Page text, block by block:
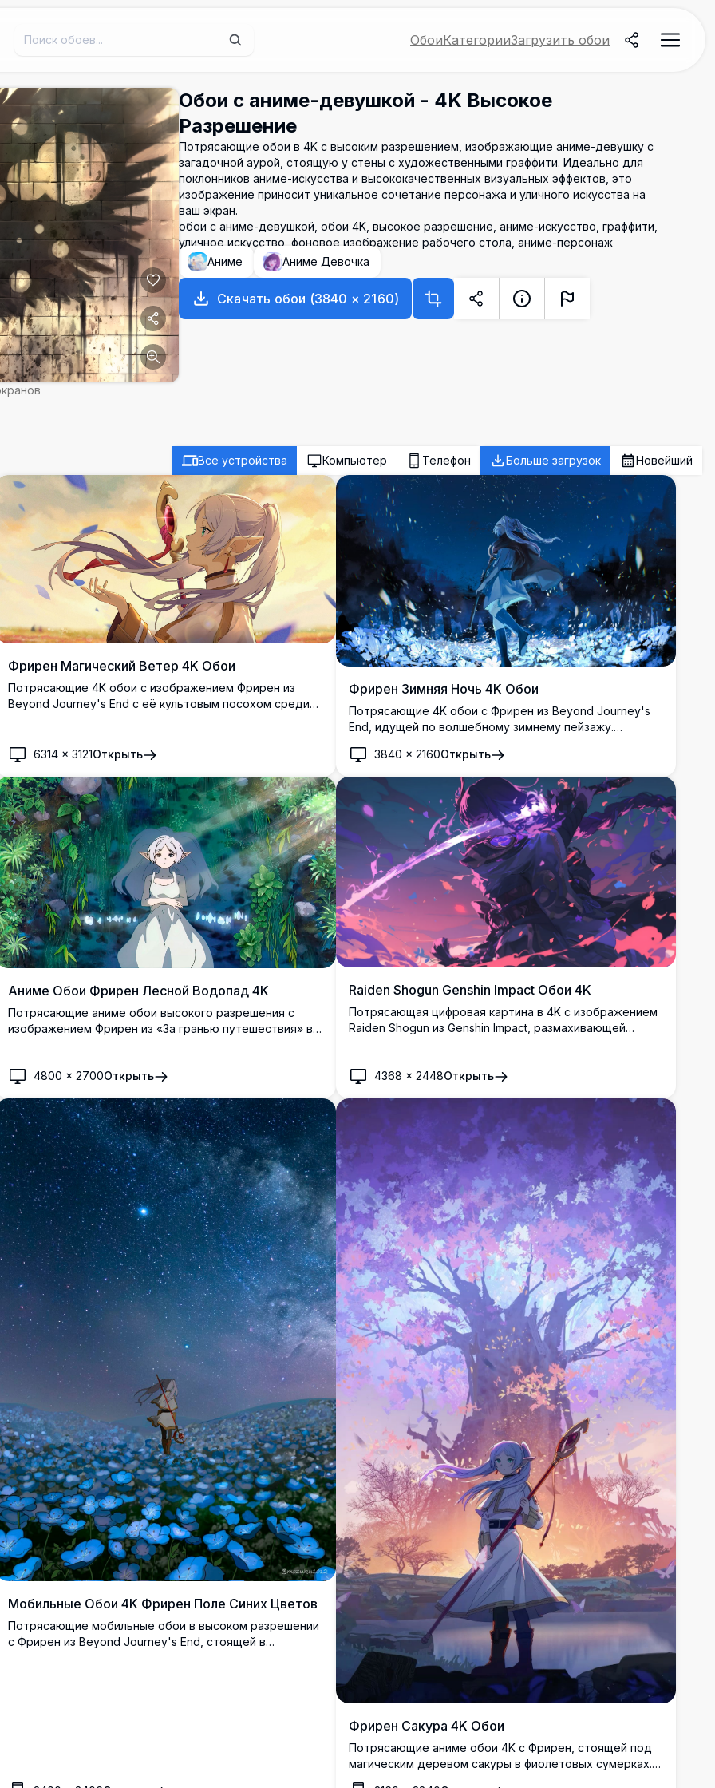
ОбоиКатегорииЗагрузить обои
Обои с аниме-девушкой - 4K Высокое
Разрешение
Потрясающие обои в 4K с высоким разрешением, изображающие аниме-девушку с
загадочной аурой, стоящую у стены с художественными граффити. Идеально для
поклонников аниме-искусства и высококачественных визуальных эффектов, это
изображение приносит уникальное сочетание персонажа и уличного искусства на
ваш экран.
обои с аниме-девушкой, обои 4K, высокое разрешение, аниме-искусство, граффити,
уличное искусство, фоновое изображение рабочего стола, аниме-персонаж
Аниме
Аниме Девочка
Скачать обои (3840 × 2160)
Все устройства Компьютер Телефон Больше загрузок Новейший
Фрирен Магический Ветер 4K Обои
Потрясающие 4K обои с изображением Фрирен из
Beyond Journey's End с её культовым посохом среди
мечтательного заката с развевающимися волосами и
разрешения.
6314 ×3121Открыть
Фрирен Зимняя Ночь 4K Обои
Потрясающие 4K обои с Фрирен из Beyond Journey's
End, идущей по волшебному зимнему пейзажу.
снегом, светящимися цветами и зачарованными
лепестками под звездным ночным небом в
потрясающем качестве сверхвысокого разрешения.
3840 × 2160Открыть
Аниме Обои Фрирен Лесной Водопад 4K
Потрясающие аниме обои высокого разрешения с
изображением Фрирен из «За гранью путешествия» в
светящимся водопадом в окружении пышной зелёной
очаровательную и спокойную атмосферу, идеальную
для любого экрана.
4800 ×2700Открыть
Raiden Shogun Genshin Impact Обои 4K
Потрясающая цифровая картина в 4K с изображением
Raiden Shogun из Genshin Impact, размахивающей
иллюстрация в стиле аниме, идеально подходящая
цветовой палитрой, создающей атмосферу эпической
4368 × 2448Открыть
Мобильные Обои 4K Фрирен Поле Синих Цветов
Потрясающие мобильные обои в высоком разрешении
с Фрирен из Beyond Journey's End, стоящей в
Фрирен Сакура 4K Обои
Потрясающие аниме обои 4K с Фрирен, стоящей под
магическим деревом сакуры в фиолетовых сумерках.
Эльф-маг держит свой посох, пока лепестки сакуры